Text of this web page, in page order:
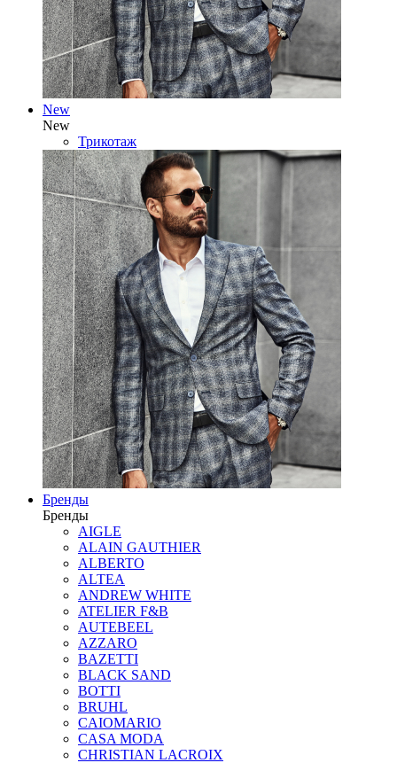
New
New
Трикотаж
Бренды
Бренды
AIGLE
ALAIN GAUTHIER
ALBERTO
ALTEA
ANDREW WHITE
ATELIER F&B
AUTEBEEL
AZZARO
BAZETTI
BLACK SAND
BOTTI
BRUHL
CAIOMARIO
CASA MODA
CHRISTIAN LACROIX